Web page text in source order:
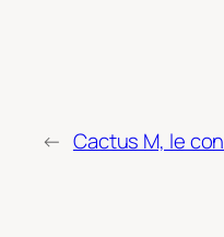
← Cactus M, le